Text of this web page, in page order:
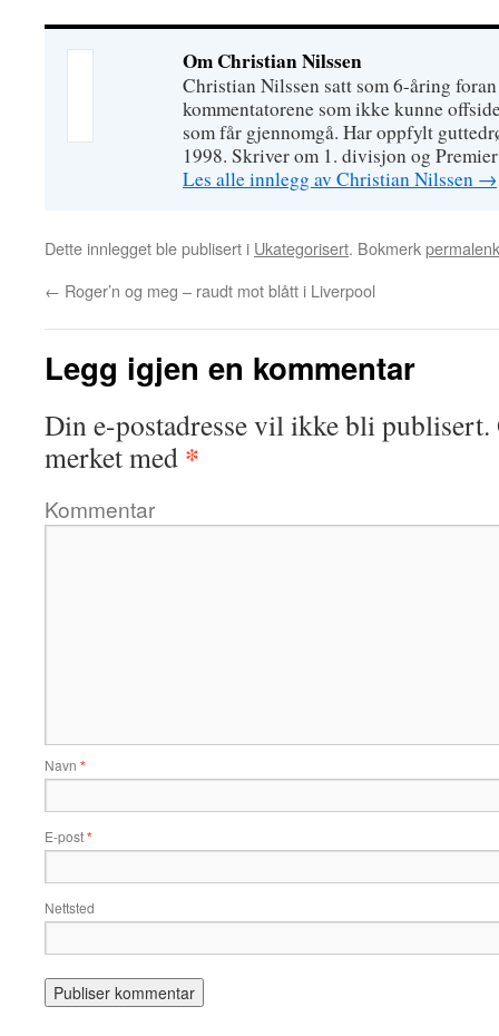
Om Christian Nilssen
Christian Nilssen satt som 6-åring
kommentatorene som ikke kunne
som får gjennomgå. Har oppfylt
1998. Skriver om 1. divisjon og
Les alle innlegg av Christian Nilssen →
Dette innlegget ble publisert i Ukategorisert. Bokmerk
← Roger’n og meg – raudt mot blått i Liverpool
Legg igjen en kommentar
Din e-postadresse vil ikke bli publisert.
merket med *
Kommentar
Navn *
E-post*
Nettsted